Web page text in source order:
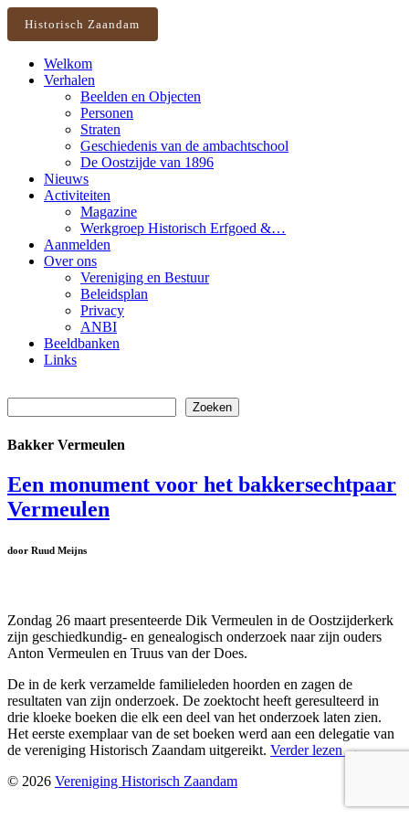
Historisch Zaandam
Welkom
Verhalen
Beelden en Objecten
Personen
Straten
Geschiedenis van de ambachtschool
De Oostzijde van 1896
Nieuws
Activiteiten
Magazine
Werkgroep Historisch Erfgoed &…
Aanmelden
Over ons
Vereniging en Bestuur
Beleidsplan
Privacy
ANBI
Beeldbanken
Links
Zoeken
Bakker Vermeulen
Een monument voor het bakkersechtpaar
Vermeulen
door Ruud Meijns
Zondag 26 maart presenteerde Dik Vermeulen in de Oostzijderkerk
zijn geschiedkundig- en genealogisch onderzoek naar zijn ouders
Anton Vermeulen en Truus van der Does.
De in de kerk verzamelde familieleden hoorden en zagen de
resultaten van zijn onderzoek. De zoektocht heeft geresulteerd in
drie kloeke boeken die elk een deel van het onderzoek laten zien.
Het eerste exemplaar van de set boeken werd aan een delegatie van
de vereniging Historisch Zaandam uitgereikt. Verder lezen→
© 2026 Vereniging Historisch Zaandam